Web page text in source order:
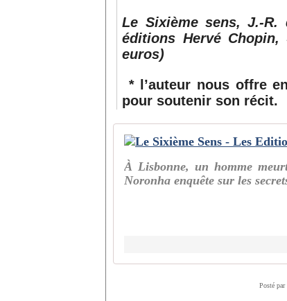
Le Sixième sens, J.-R.
éditions Hervé
euros)
*l’auteur nous offre
pour soutenir son récit.
À Lisbonne, un homme
Noronha enquête sur les
Posté